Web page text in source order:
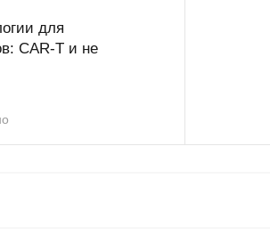
для
CAR-T и не